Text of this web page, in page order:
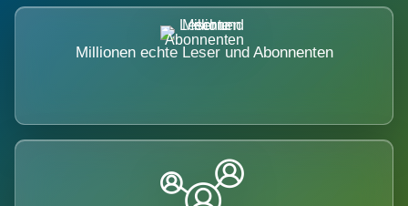
Millionen echte Leser und Abonnenten